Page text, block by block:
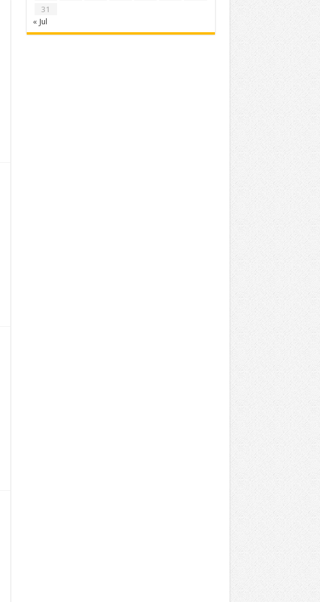
31
« Jul